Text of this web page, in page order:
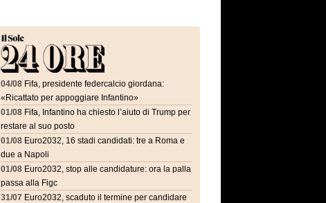
04/08 Fifa, presidente federcalcio giordana:
«Ricattato per appoggiare Infantino»
01/08 Fifa, Infantino ha chiesto l’aiuto di Trump per
restare al suo posto
01/08 Euro2032, 16 stadi candidati: tre a Roma e
due a Napoli
01/08 Euro2032, stop alle candidature: ora la palla
passa alla Figc
31/07 Euro2032, scaduto il termine per candidare